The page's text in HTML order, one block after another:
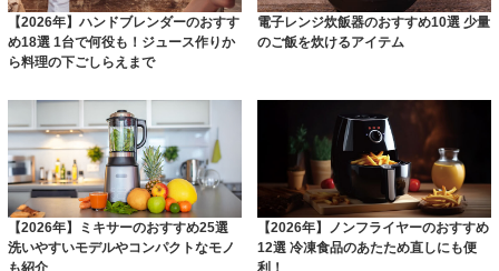
【2026年】ハンドブレンダーのおすす
め18選 1台で何役も！ジュース作りか
ら料理の下ごしらえまで
電子レンジ炊飯器のおすすめ10選 少量
のご飯を炊けるアイテム
【2026年】ミキサーのおすすめ25選
洗いやすいモデルやコンパクトなモノ
も紹介
【2026年】ノンフライヤーのおすすめ
12選 冷凍食品のあたため直しにも便
利！